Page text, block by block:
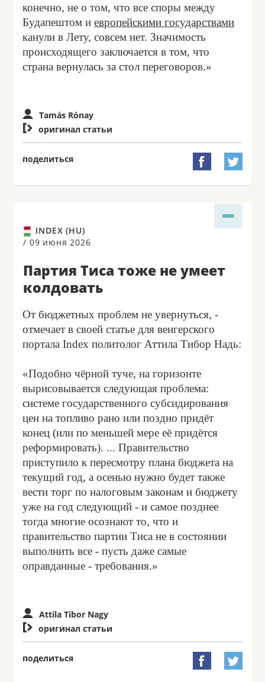
конечно, не о том, что все споры между
Будапештом иевропейскими государствами
канули в Лету, совсем нет. Значимость
происходящего заключается в том, что
страна вернулась за стол переговоров.»
Tamás Rónay
 оригинал статьи
поделиться  
INDEX (HU)
/ 09 июня 2026
Партия Тиса тоже не умеет
колдовать
От бюджетных проблем не увернуться, -
отмечает в своей статье для венгерского
портала Index политолог Аттила Тибор Надь:
«Подобно чёрной туче, на горизонте
вырисовывается следующая проблема:
системе государственного субсидирования
цен на топливо рано или поздно придёт
конец (или по меньшей мере её придётся
реформировать). ... Правительство
приступило к пересмотру плана бюджета на
текущий год, а осенью нужно будет также
вести торг по налоговым законам и бюджету
уже на год следующий - и самое позднее
тогда многие осознают то, что и
правительство партии Тиса не в состоянии
выполнить все - пусть даже самые
оправданные - требования.»
Attila Tibor Nagy
 оригинал статьи
поделиться  